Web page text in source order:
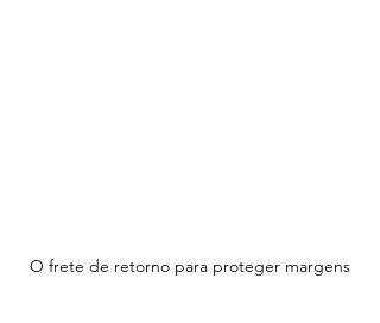
O frete de retorno para proteger margens